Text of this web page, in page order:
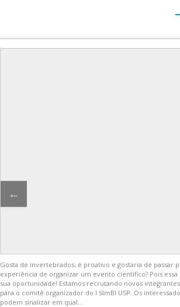
AEX-IB-00002.01 - Visitas Monitoradas no IB do Programa
e as Profissões”
As Visitas Monitoradas serão realizadas no IB-USP, com
duração média de 3 horas por período. Elas são
para que os vestibulandos possam conhecer melhor as